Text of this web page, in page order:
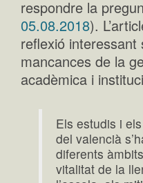
respondre la
05.08.2018).
reflexió
mancances de la
acadèmica i
Els estudis i
del valencià
diferents
vitalitat de la